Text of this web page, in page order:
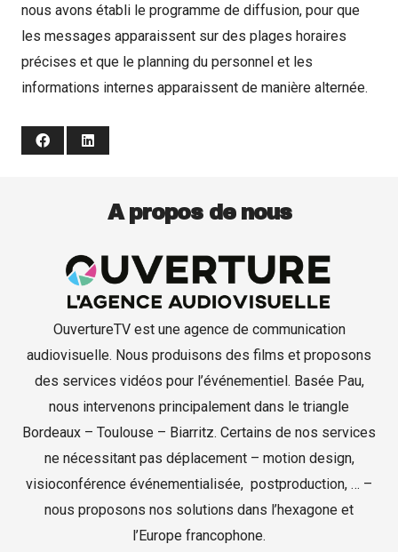
nous avons établi le programme de diffusion, pour que
les messages apparaissent sur des plages horaires
précises et que le planning du personnel et les
informations internes apparaissent de manière alternée.
A propos de nous
OuvertureTV est une agence de communication
audiovisuelle. Nous produisons des films et proposons
des services vidéos pour l’événementiel. Basée Pau,
nous intervenons principalement dans le triangle
Bordeaux – Toulouse – Biarritz. Certains de nos services
ne nécessitant pas déplacement – motion design,
visioconférence événementialisée, postproduction, … –
nous proposons nos solutions dans l’hexagone et
l’Europe francophone.